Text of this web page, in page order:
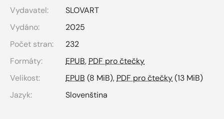
Vydavatel:
SLOVART
Vydáno:
2025
Počet stran:
232
Formáty:
EPUB, PDF pro čtečky
Velikost:
EPUB (8 MiB), PDF pro čtečky(13 MiB)
Jazyk:
Slovenština